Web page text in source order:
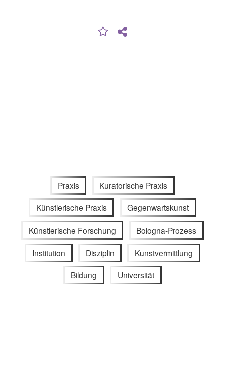
Praxis Kuratorische Praxis
Künstlerische Praxis Gegenwartskunst
Künstlerische Forschung Bologna-Prozess
Institution Disziplin Kunstvermittlung
Bildung Universität